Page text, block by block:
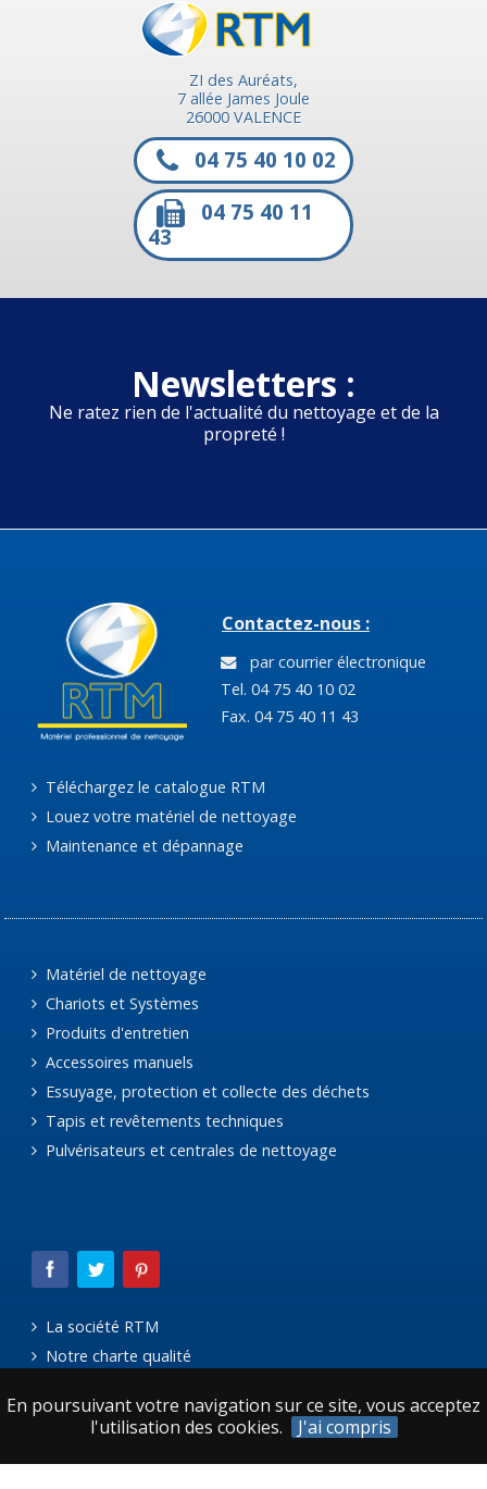
En poursuivant votre navigation sur ce site, vous acceptez
l'utilisation des cookies.
J'ai compris
ZI des Auréats,
7 allée James Joule
26000 VALENCE
04 75 40 10 02
04 75 40 11
43
Newsletters :
Ne ratez rien de l'actualité du nettoyage et de la
propreté !
Contactez-nous :
par courrier électronique
Tel. 04 75 40 10 02
Fax. 04 75 40 11 43
Téléchargez le catalogue RTM
Louez votre matériel de nettoyage
Maintenance et dépannage
Matériel de nettoyage
Chariots et Systèmes
Produits d'entretien
Accessoires manuels
Essuyage, protection et collecte des déchets
Tapis et revêtements techniques
Pulvérisateurs et centrales de nettoyage
La société RTM
Notre charte qualité
Mentions légales